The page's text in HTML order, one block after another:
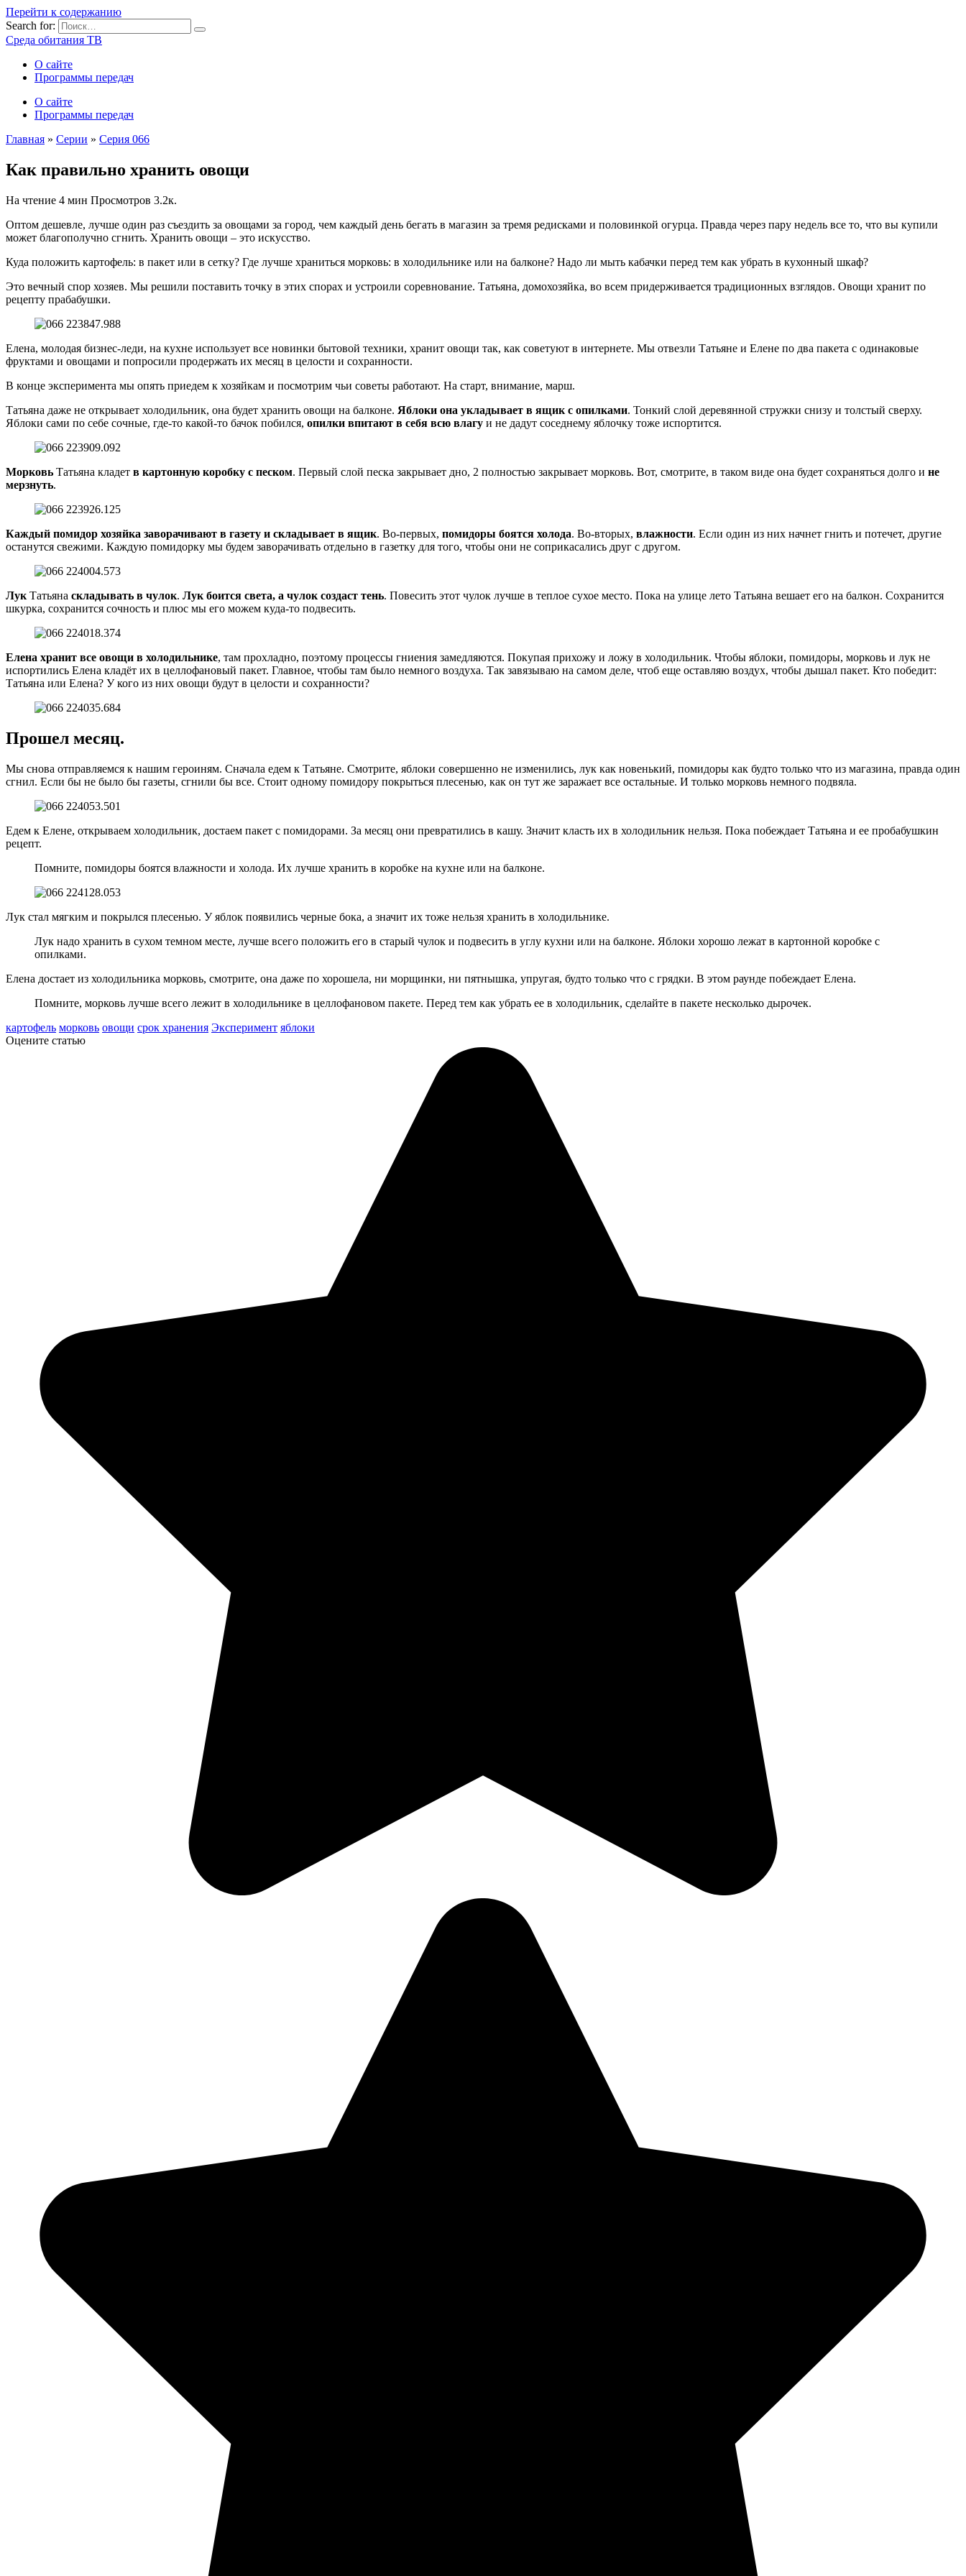
Перейти к содержанию
Search for:
Среда обитания ТВ
О сайте
Программы передач
О сайте
Программы передач
Главная » Серии » Серия 066
Как правильно хранить овощи
На чтение 4 мин Просмотров 3.2к.
Оптом дешевле, лучше один раз съездить за овощами за город, чем каждый день бегать в магазин за тремя редисками и половинкой огурца. Правда через пару недель все то, что вы купили
может благополучно сгнить. Хранить овощи – это искусство.
Куда положить картофель: в пакет или в сетку? Где лучше храниться морковь: в холодильнике или на балконе? Надо ли мыть кабачки перед тем как убрать в кухонный шкаф?
Это вечный спор хозяев. Мы решили поставить точку в этих спорах и устроили соревнование. Татьяна, домохозяйка, во всем придерживается традиционных взглядов. Овощи хранит по
рецепту прабабушки.
Елена, молодая бизнес-леди, на кухне использует все новинки бытовой техники, хранит овощи так, как советуют в интернете. Мы отвезли Татьяне и Елене по два пакета с одинаковые
фруктами и овощами и попросили продержать их месяц в целости и сохранности.
В конце эксперимента мы опять приедем к хозяйкам и посмотрим чьи советы работают. На старт, внимание, марш.
Татьяна даже не открывает холодильник, она будет хранить овощи на балконе. Яблоки она укладывает в ящик с опилками. Тонкий слой деревянной стружки снизу и толстый сверху.
Яблоки сами по себе сочные, где-то какой-то бачок побился, опилки впитают в себя всю влагу и не дадут соседнему яблочку тоже испортится.
Морковь Татьяна кладет в картонную коробку с песком. Первый слой песка закрывает дно, 2 полностью закрывает морковь. Вот, смотрите, в таком виде она будет сохраняться долго и не
мерзнуть.
Каждый помидор хозяйка заворачивают в газету и складывает в ящик. Во-первых, помидоры боятся холода. Во-вторых, влажности. Если один из них начнет гнить и потечет, другие
останутся свежими. Каждую помидорку мы будем заворачивать отдельно в газетку для того, чтобы они не соприкасались друг с другом.
Лук Татьяна складывать в чулок. Лук боится света, а чулок создаст тень. Повесить этот чулок лучше в теплое сухое место. Пока на улице лето Татьяна вешает его на балкон. Сохранится
шкурка, сохранится сочность и плюс мы его можем куда-то подвесить.
Елена хранит все овощи в холодильнике, там прохладно, поэтому процессы гниения замедляются. Покупая прихожу и ложу в холодильник. Чтобы яблоки, помидоры, морковь и лук не
испортились Елена кладёт их в целлофановый пакет. Главное, чтобы там было немного воздуха. Так завязываю на самом деле, чтоб еще оставляю воздух, чтобы дышал пакет. Кто победит:
Татьяна или Елена? У кого из них овощи будут в целости и сохранности?
Прошел месяц.
Мы снова отправляемся к нашим героиням. Сначала едем к Татьяне. Смотрите, яблоки совершенно не изменились, лук как новенький, помидоры как будто только что из магазина, правда один
сгнил. Если бы не было бы газеты, сгнили бы все. Стоит одному помидору покрыться плесенью, как он тут же заражает все остальные. И только морковь немного подвяла.
Едем к Елене, открываем холодильник, достаем пакет с помидорами. За месяц они превратились в кашу. Значит класть их в холодильник нельзя. Пока побеждает Татьяна и ее пробабушкин
рецепт.
Помните, помидоры боятся влажности и холода. Их лучше хранить в коробке на кухне или на балконе.
Лук стал мягким и покрылся плесенью. У яблок появились черные бока, а значит их тоже нельзя хранить в холодильнике.
Лук надо хранить в сухом темном месте, лучше всего положить его в старый чулок и подвесить в углу кухни или на балконе. Яблоки хорошо лежат в картонной коробке с
опилками.
Елена достает из холодильника морковь, смотрите, она даже по хорошела, ни морщинки, ни пятнышка, упругая, будто только что с грядки. В этом раунде побеждает Елена.
Помните, морковь лучше всего лежит в холодильнике в целлофановом пакете. Перед тем как убрать ее в холодильник, сделайте в пакете несколько дырочек.
картофель морковь овощи срок хранения Эксперимент яблоки
Оцените статью